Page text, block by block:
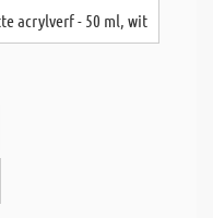
acrylverf - 50 ml, wit